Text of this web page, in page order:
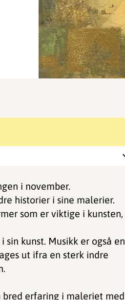
i november.
historier i sine malerier.
som er viktige i kunsten,
kunst. Musikk er også en
ut ifra en sterk indre
bred erfaring i maleriet med